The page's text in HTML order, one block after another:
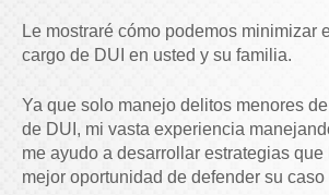
Le mostraré cómo podemos minimizar
cargo de DUI en usted y su familia.
Ya que solo manejo delitos menores
de DUI, mi vasta experiencia
me ayudo a desarrollar estrategias que
mejor oportunidad de defender su